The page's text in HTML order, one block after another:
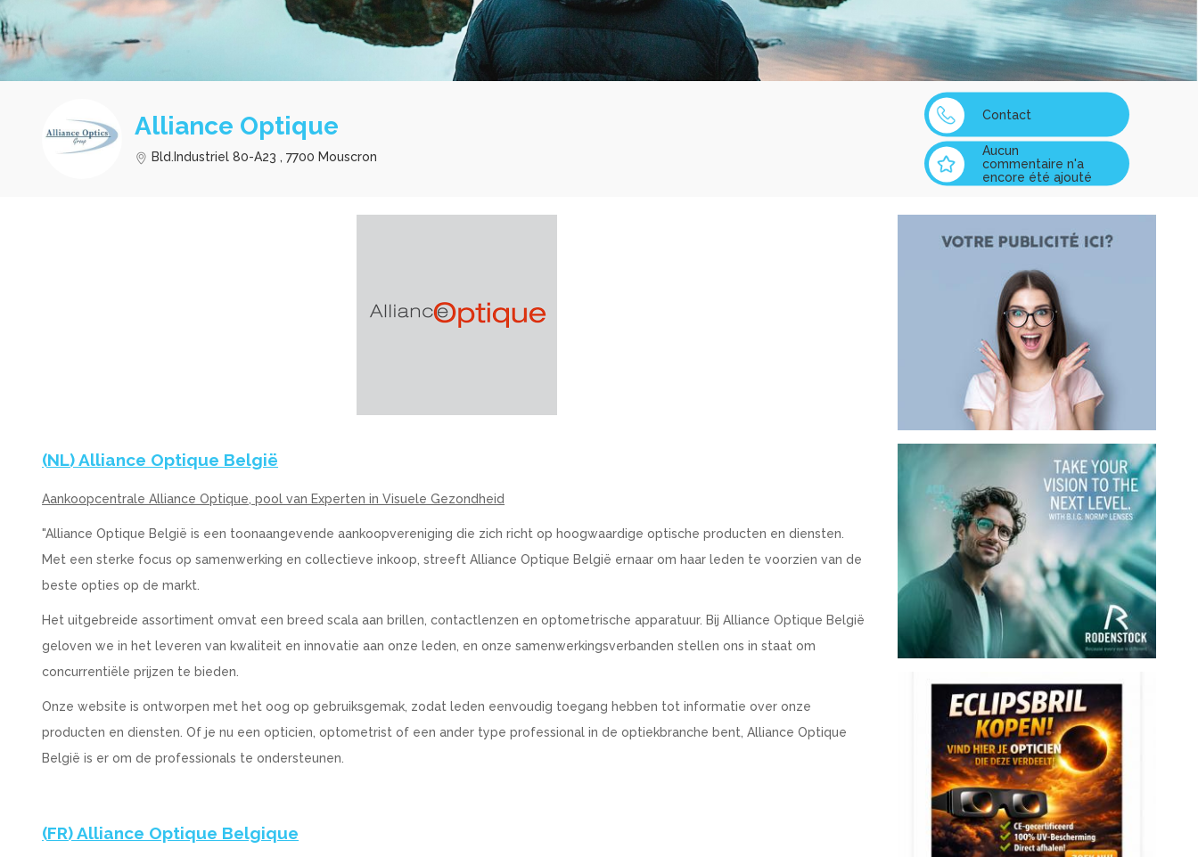
Alliance Optique
Bld.Industriel 80-A23 , 7700 Mouscron
Contact
Aucun
commentaire n'a
encore été ajouté
(NL) Alliance Optique België
Aankoopcentrale Alliance Optique, pool van Experten in Visuele Gezondheid
"Alliance Optique België is een toonaangevende aankoopvereniging die zich richt op hoogwaardige optische producten en diensten.
Met een sterke focus op samenwerking en collectieve inkoop, streeft Alliance Optique België ernaar om haar leden te voorzien van de
beste opties op de markt.
Het uitgebreide assortiment omvat een breed scala aan brillen, contactlenzen en optometrische apparatuur. Bij Alliance Optique België
geloven we in het leveren van kwaliteit en innovatie aan onze leden, en onze samenwerkingsverbanden stellen ons in staat om
concurrentiële prijzen te bieden.
Onze website is ontworpen met het oog op gebruiksgemak, zodat leden eenvoudig toegang hebben tot informatie over onze
producten en diensten. Of je nu een opticien, optometrist of een ander type professional in de optiekbranche bent, Alliance Optique
België is er om de professionals te ondersteunen.
(FR) Alliance Optique Belgique